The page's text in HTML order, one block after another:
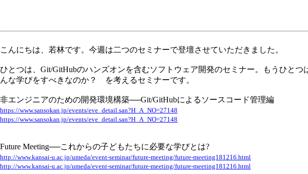
こんにちは、若林です。今週は二つのセミナーで登壇させていただきました。
ひとつは、Git/GitHubのハンズオンを含むソフトウェア開発のセミナー。もうひと
んな学びをすべきなのか？ を考えるセミナーです。
非エンジニアのための開発環境構築──Git/GitHubによるソースコード管理編
https://www.sansokan.jp/events/eve_detail.san?H_A_NO=27148
https://www.sansokan.jp/events/eve_detail.san?H_A_NO=27148
Future Meeting──これからの子どもたちに必要な学びとは?
http://www.kansai-u.ac.jp/umeda/event-seminar/future-meeting/future-meeting181216.html
http://www.kansai-u.ac.jp/umeda/event-seminar/future-meeting/future-meeting181216.html